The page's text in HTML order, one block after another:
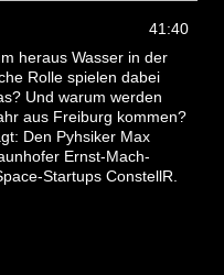
41:40
heraus Wasser in der
Rolle spielen dabei
Und warum werden
aus Freiburg kommen?
Den Pyhsiker Max
Ernst-Mach-
Startups ConstellR.